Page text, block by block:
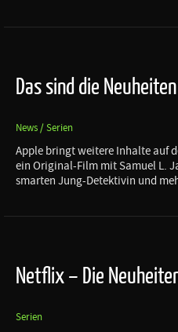
Das sind die
News / Serien
Apple bringt weitere Inhalte auf
ein Original-Film mit Samuel L.
smarten Jung-Detektivin und
Netflix – Die
Serien